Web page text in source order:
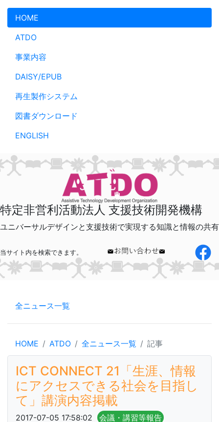
メインコンテンツへスキップ
HOME
ATDO
事業内容
DAISY/EPUB
再生製作システム
図書ダウンロード
ENGLISH
特定非営利活動法人 支援技術開発機構
ユニバーサルデザインと支援技術で実現する知識と情報の共有
当サイト内を検索できます。
全ニュース一覧
HOME ATDO 全ニュース一覧 記事
ICT CONNECT 21「生涯、情報
にアクセスできる社会を目指し
て」講演内容掲載
2017-07-05 17:58:02
会議・講習等報告